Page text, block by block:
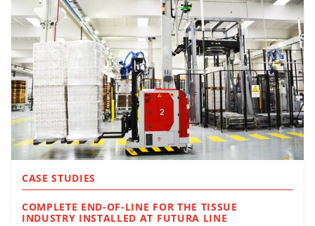
CASE STUDIES
COMPLETE END-OF-LINE FOR THE TISSUE
INDUSTRY INSTALLED AT FUTURA LINE